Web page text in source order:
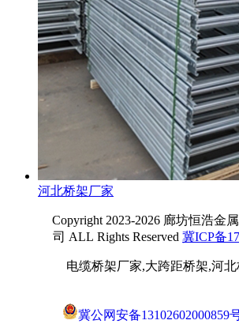
河北桥架厂家
Copyright 2023-2026 廊坊恒浩金
司 ALL Rights Reserved 冀ICP备
电缆桥架厂家,大跨距桥架,河
冀公网安备13102602000859